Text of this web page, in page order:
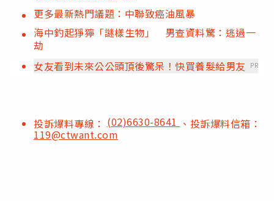
更多最新熱門議題：中聯致癌油風暴
海中釣起猙獰「謎樣生物」 男查資料驚：逃過一
劫
女友看到未來公公頭頂後驚呆！快買養髮給男友
PR
投訴爆料專線： (02)6630-8641 、投訴爆料信箱：
119@ctwant.com